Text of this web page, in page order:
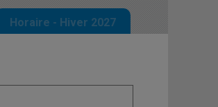
Horaire - Hiver 2027